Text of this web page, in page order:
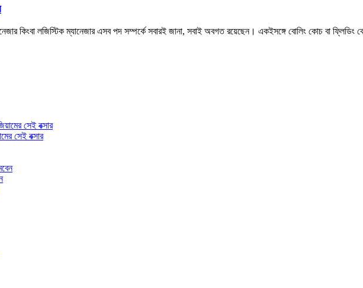
কিংবা লজিস্টিক ম্যানেজার এসব পদ সম্পর্কে সবারই জানা, সবাই অবগত রয়েছেন। একইসঙ্গে বোলিং কোচ বা
সেই বক্সার